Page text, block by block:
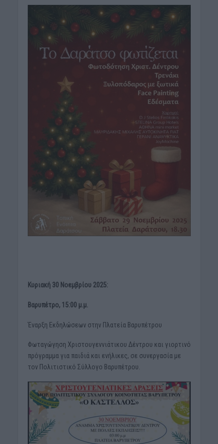
Κυριακή 30 Νοεμβρίου 2025:
Βαρυπέτρο, 15:00 μ.μ.
Έναρξη Εκδηλώσεων στην Πλατεία Βαρυπέτρου
Φωταγώγηση Χριστουγεννιάτικου Δέντρου και γιορτινό
πρόγραμμα για παιδιά και ενήλικες, σε συνεργασία με
τον Πολιτιστικό Σύλλογο Βαρυπέτρου.